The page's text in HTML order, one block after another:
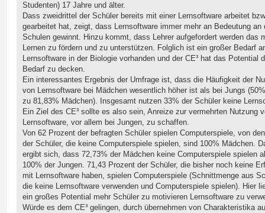
Studenten) 17 Jahre und älter.
Dass zweidrittel der Schüler bereits mit einer Lernsoftware arbeitet
gearbeitet hat, zeigt, dass Lernsoftware immer mehr an Bedeutung an
Schulen gewinnt. Hinzu kommt, dass Lehrer aufgefordert werden das
Lernen zu fördern und zu unterstützen. Folglich ist ein großer Bedarf
Lernsoftware in der Biologie vorhanden und der CE³ hat das Potential
Bedarf zu decken.
Ein interessantes Ergebnis der Umfrage ist, dass die Häufigkeit der
von Lernsoftware bei Mädchen wesentlich höher ist als bei Jungs
zu 81,83% Mädchen). Insgesamt nutzen 33% der Schüler keine
Ein Ziel des CE³ sollte es also sein, Anreize zur vermehrten Nutzung
Lernsoftware, vor allem bei Jungen, zu schaffen.
Von 62 Prozent der befragten Schüler spielen Computerspiele, von
der Schüler, die keine Computerspiele spielen, sind 100% Mädchen.
ergibt sich, dass 72,73% der Mädchen keine Computerspiele spielen
100% der Jungen. 71,43 Prozent der Schüler, die bisher noch keine
mit Lernsoftware haben, spielen Computerspiele (Schnittmenge aus
die keine Lernsoftware verwenden und Computerspiele spielen). Hier
ein großes Potential mehr Schüler zu motivieren Lernsoftware zu
Würde es dem CE³ gelingen, durch übernehmen von Charakteristika